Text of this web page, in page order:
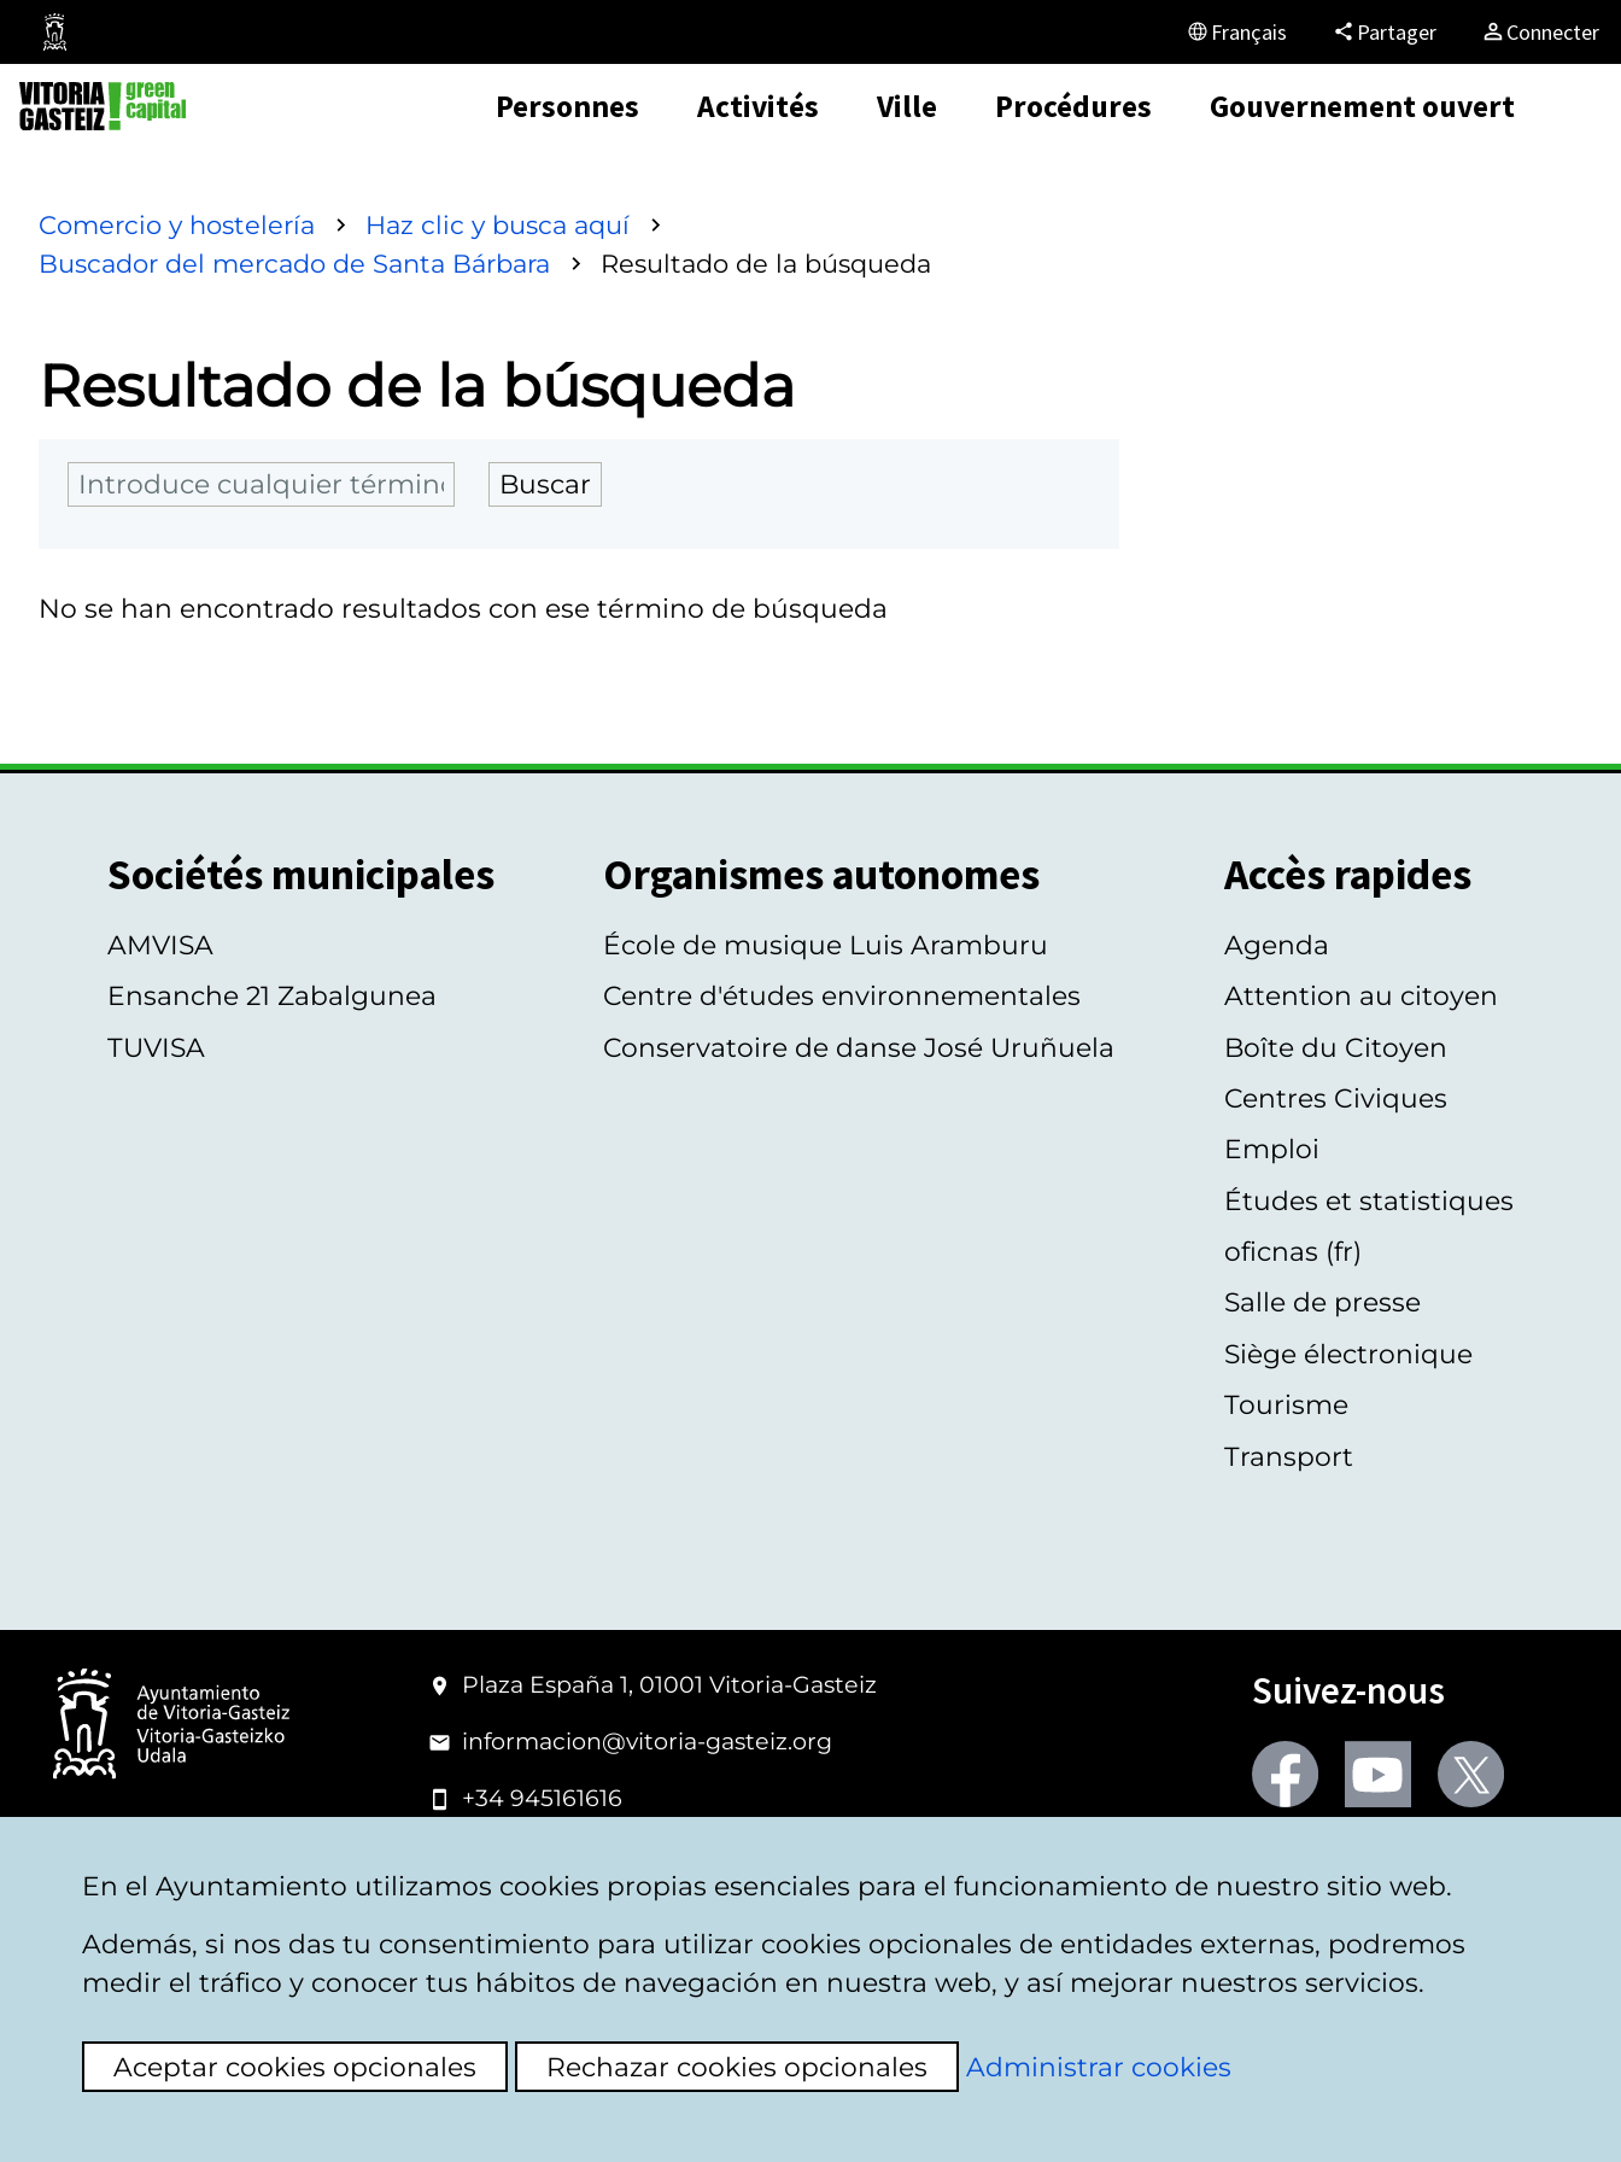
Mairie
de
Vitoria-
Gasteiz
Français Partager Connecter
Personnes Activités Ville Procédures Gouvernement ouvert
Comercio y hostelería
Haz clic y busca aquí
Buscador del mercado de Santa Bárbara
Resultado de la búsqueda
Resultado de la búsqueda
No se han encontrado resultados con ese término de búsqueda
Sociétés municipales
AMVISA
Ensanche 21 Zabalgunea
TUVISA
Organismes autonomes
École de musique Luis Aramburu
Centre d'études environnementales
Conservatoire de danse José Uruñuela
Accès rapides
Agenda
Attention au citoyen
Boîte du Citoyen
Centres Civiques
Emploi
Études et statistiques
oficnas (fr)
Salle de presse
Siège électronique
Tourisme
Transport
Plaza España 1, 01001 Vitoria-Gasteiz
informacion@vitoria-gasteiz.org
+34 945161616
Suivez-nous
Facebook Youtube
Mentions légalesConfidentialité Politica de cookies Plan du site Accessibilité Contact
En el Ayuntamiento utilizamos cookies propias esenciales para el funcionamiento de nuestro sitio web.
Además, si nos das tu consentimiento para utilizar cookies opcionales de entidades externas, podremos
medir el tráfico y conocer tus hábitos de navegación en nuestra web, y así mejorar nuestros servicios.
Aceptar cookies opcionales Rechazar cookies opcionales Administrar cookies